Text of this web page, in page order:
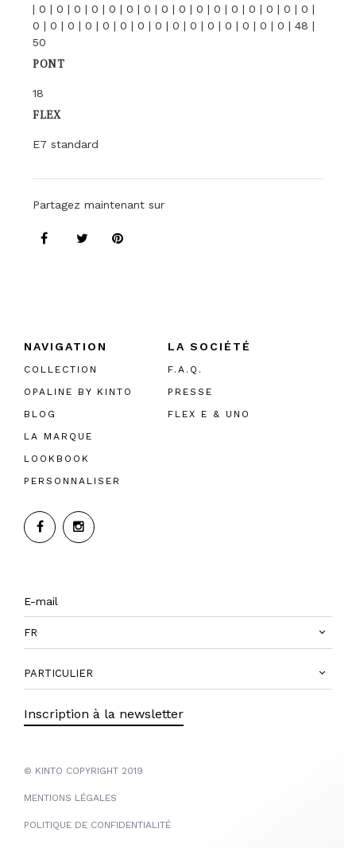
| 0 | 0 | 0 | 0 | 0 | 0 | 0 | 0 | 0 | 0 | 0 | 0 | 0 | 0 | 0 | 0 |
0 | 0 | 0 | 0 | 0 | 0 | 0 | 0 | 0 | 0 | 0 | 0 | 0 | 0 | 0 | 48 |
50
PONT
18
FLEX
E7 standard
Partagez maintenant sur
NAVIGATION
COLLECTION
OPALINE BY KINTO
BLOG
LA MARQUE
LOOKBOOK
PERSONNALISER
LA SOCIÉTÉ
F.A.Q.
PRESSE
FLEX E & UNO
FR
PARTICULIER
Inscription à la newsletter
© KINTO COPYRIGHT 2019
MENTIONS LÉGALES
POLITIQUE DE CONFIDENTIALITÉ